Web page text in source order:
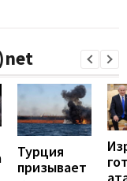
Турция
призывает